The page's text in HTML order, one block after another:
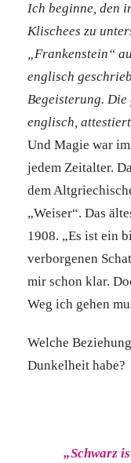
Ich beginne, den
Klischees zu
„Frankenstein“
englisch
Begeisterung.
englisch,
Und Magie war
jedem Zeitalter.
dem
„Weiser“. Das
1908. „Es ist ein
verborgenen
mir schon klar.
Weg ich gehen
Welche
Dunkelheit habe?
„Schwarz